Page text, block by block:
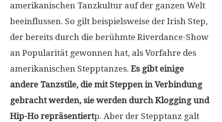
amerikanischen Tanzkultur auf der ganzen Welt
beeinflussen. So gilt beispielsweise der Irish Step,
der bereits durch die berühmte Riverdance-Show
an Popularität gewonnen hat, als Vorfahre des
amerikanischen Stepptanzes. Es gibt einige
andere Tanzstile, die mit Steppen in Verbindung
gebracht werden, sie werden durch Klogging und
Hip-Ho repräsentiertp. Aber der Stepptanz galt